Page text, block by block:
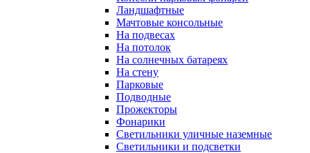
Ландшафтные
Мачтовые консольные
На подвесах
На потолок
На солнечных батареях
На стену
Парковые
Подводные
Прожекторы
Фонарики
Светильники уличные наземные
Светильники и подсветки